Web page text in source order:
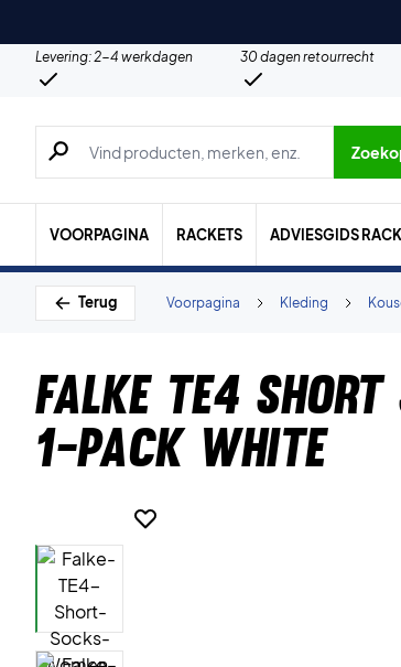
Levering: 2-4 werkdagen 30 dagen retourrecht
Zoeken naar producten, merken etc.
VOORPAGINA RACKETS ADVIESGIDS
Terug Kleding
Voorpagina
Falke TE4 Short
1-Pack White